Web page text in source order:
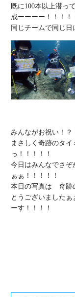
既に100本以上潜っ
成ーーーー！！！！
みんながお祝い！？
まさしく奇跡のタ
っ！！！！！
今日はみんなでさぞ
ぁぁ！！！！！
本日の写真は　奇
とうございました
ーす！！！！